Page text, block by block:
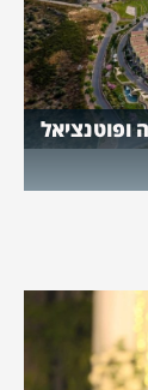
ופוטנציאל